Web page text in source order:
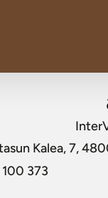
Kalea, 7,
373